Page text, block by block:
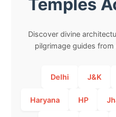
Temples
Discover divine
pilgrimage guides
Delhi J&K
Haryana HP